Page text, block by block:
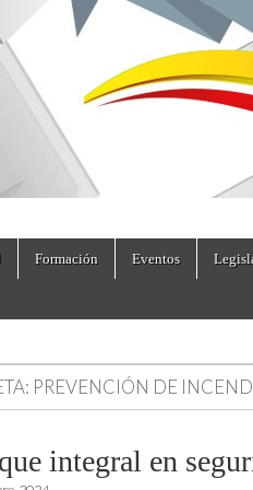
Formación Eventos
PREVENCIÓN DE
integral en